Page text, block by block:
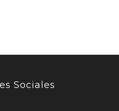
Sociales